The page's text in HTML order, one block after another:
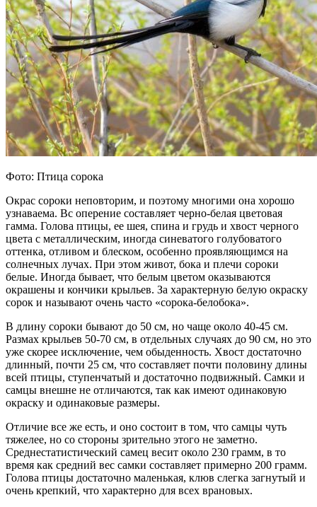
Фото: Птица сорока
Окрас сороки неповторим, и поэтому многими она хорошо
узнаваема. Вс оперение составляет черно-белая цветовая
гамма. Голова птицы, ее шея, спина и грудь и хвост черного
цвета с металлическим, иногда синеватого голубоватого
оттенка, отливом и блеском, особенно проявляющимся на
солнечных лучах. При этом живот, бока и плечи сороки
белые. Иногда бывает, что белым цветом оказываются
окрашены и кончики крыльев. За характерную белую окраску
сорок и называют очень часто «сорока-белобока».
В длину сороки бывают до 50 см, но чаще около 40-45 см.
Размах крыльев 50-70 см, в отдельных случаях до 90 см, но это
уже скорее исключение, чем обыденность. Хвост достаточно
длинный, почти 25 см, что составляет почти половину длины
всей птицы, ступенчатый и достаточно подвижный. Самки и
самцы внешне не отличаются, так как имеют одинаковую
окраску и одинаковые размеры.
Отличие все же есть, и оно состоит в том, что самцы чуть
тяжелее, но со стороны зрительно этого не заметно.
Среднестатистический самец весит около 230 грамм, в то
время как средний вес самки составляет примерно 200 грамм.
Голова птицы достаточно маленькая, клюв слегка загнутый и
очень крепкий, что характерно для всех врановых.